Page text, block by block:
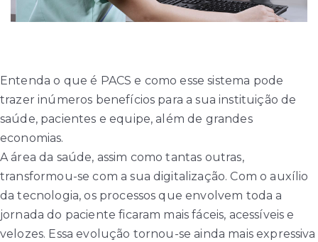
Entenda o que é PACS e como esse sistema pode
trazer inúmeros benefícios para a sua instituição de
saúde, pacientes e equipe, além de grandes
economias.
A área da saúde, assim como tantas outras,
transformou-se com a sua digitalização. Com o auxílio
da tecnologia, os processos que envolvem toda a
jornada do paciente ficaram mais fáceis, acessíveis e
velozes. Essa evolução tornou-se ainda mais expressiva